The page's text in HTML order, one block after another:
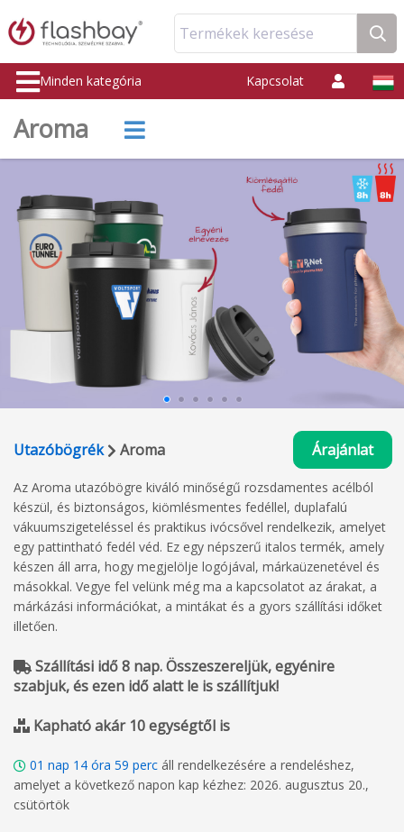
Termékek keresése
Minden kategória Kapcsolat
Aroma
Utazóbögrék Aroma Árajánlat
Az Aroma utazóbögre kiváló minőségű rozsdamentes acélból
készül, és biztonságos, kiömlésmentes fedéllel, duplafalú
vákuumszigeteléssel és praktikus ivócsővel rendelkezik, amelyet
egy pattintható fedél véd. Ez egy népszerű italos termék, amely
készen áll arra, hogy megjelölje logójával, márkaüzenetével és
másokkal. Vegye fel velünk még ma a kapcsolatot az árakat, a
márkázási információkat, a mintákat és a gyors szállítási időket
illetően.
Szállítási idő 8 nap. Összeszereljük, egyénire
szabjuk, és ezen idő alatt le is szállítjuk!
Kapható akár 10 egységtől is
01 nap 14 óra 59 perc áll rendelkezésére a rendeléshez,
amelyet a következő napon kap kézhez: 2026. augusztus 20.,
csütörtök